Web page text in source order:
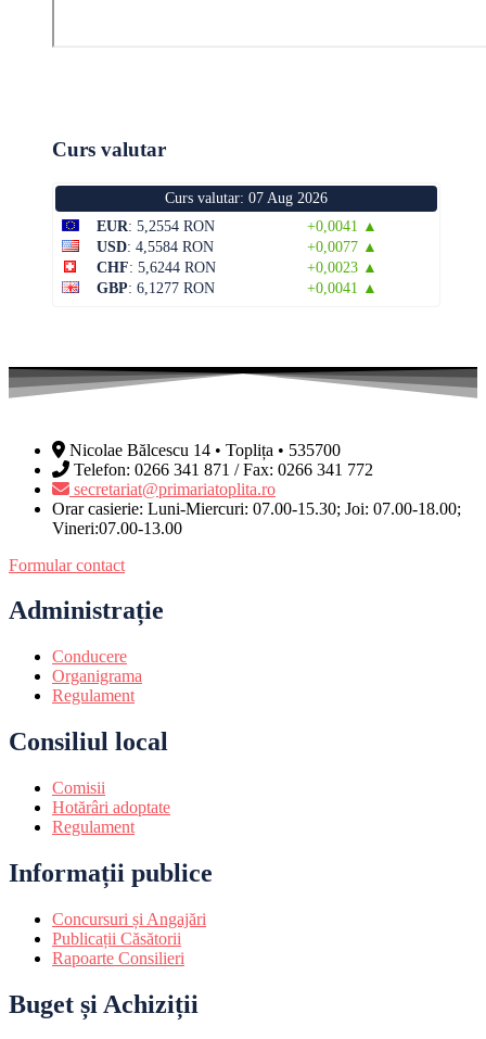
Curs valutar
Curs valutar: 07 Aug 2026
EUR: 5,2554 RON
+0,0041 ▲
USD: 4,5584 RON
+0,0077 ▲
CHF: 5,6244 RON
+0,0023 ▲
GBP: 6,1277 RON +0,0041 ▲
Nicolae Bălcescu 14 • Toplița • 535700
Telefon: 0266 341 871 / Fax: 0266 341 772
secretariat@primariatoplita.ro
Orar casierie: Luni-Miercuri: 07.00-15.30; Joi: 07.00-18.00;
Vineri:07.00-13.00
Formular contact
Administrație
Conducere
Organigrama
Regulament
Consiliul local
Comisii
Hotărâri adoptate
Regulament
Informații publice
Concursuri și Angajări
Publicații Căsătorii
Rapoarte Consilieri
Buget și Achiziții